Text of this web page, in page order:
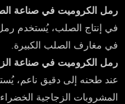
رمل الكروميت في صناعة
في إنتاج الصلب، يُستخدم
في مغارف الصلب الكبيرة.
رمل الكروميت في صناعة
عند طحنه إلى دقيق ناعم،
المشروبات الزجاجية